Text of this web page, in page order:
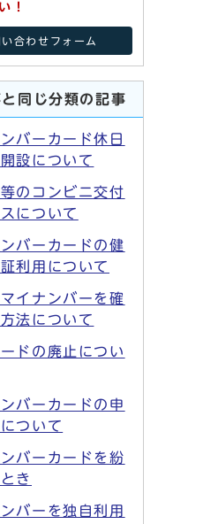
！
い合わせフォーム
同じ分類の記事
バーカード休日
設について
のコンビニ交付
について
バーカードの健
利用について
イナンバーを確
法について
ドの廃止につい
バーカードの申
ついて
バーカードを紛
き
バーを独自利用